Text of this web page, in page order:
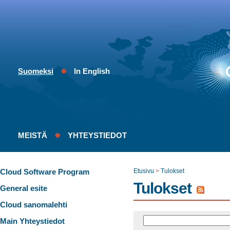
In English
Suomeksi
MEISTÄ YHTEYSTIEDOT
Cloud Software Program
General esite
Cloud sanomalehti
Main Yhteystiedot
Etusivu > Tulokset
Tulokset